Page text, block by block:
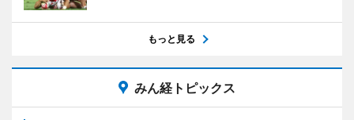
もっと見る
みん経トピックス